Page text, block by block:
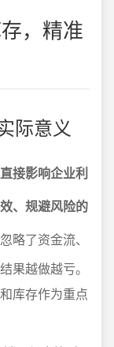
，精准
际意义
接影响企业利
、规避风险的
略了资金流、
果越做越亏。
库存作为重点